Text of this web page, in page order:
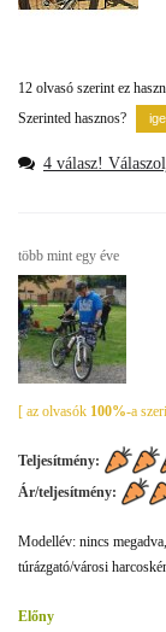
12 olvasó szerint ez
Szerinted hasznos?
4 válasz!
több mint egy éve
[ az olvasók 100%-a
Teljesítmény:
Ár/teljesítmény:
Modellév: nincs
túrázgató/városi
Előny